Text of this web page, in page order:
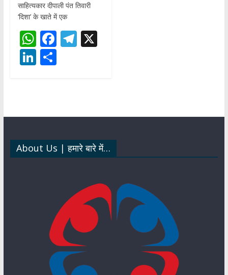
साहित्यकार दीपाली पंत तिवारी
‘दिशा’ के खाते में एक
W
h
at
p
p
F
ac
e
o
k
T
m
X
Li
dI
n
S
About Us | हमारे बारे में…